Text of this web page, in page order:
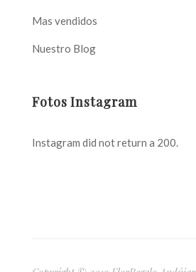
Mas vendidos
Nuestro Blog
Fotos Instagram
Instagram did not return a 200.